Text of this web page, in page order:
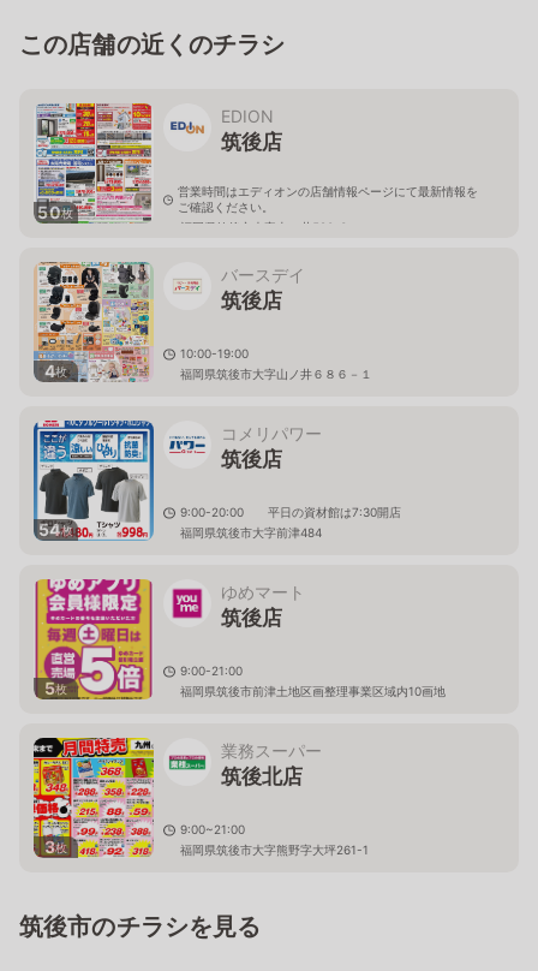
この店舗の近くのチラシ
50枚
EDION
筑後店
営業時間はエディオンの店舗情報ページにて最新情報を
ご確認ください。
福岡県筑後市大字山ノ井580-3
4枚
バースデイ
筑後店
10:00-19:00
福岡県筑後市大字山ノ井６８６－１
54枚
コメリパワー
筑後店
9:00-20:00 平日の資材館は7:30開店
福岡県筑後市大字前津484
5枚
ゆめマート
筑後店
9:00-21:00
福岡県筑後市前津土地区画整理事業区域内10画地
3枚
業務スーパー
筑後北店
9:00~21:00
福岡県筑後市大字熊野字大坪261-1
筑後市のチラシを見る